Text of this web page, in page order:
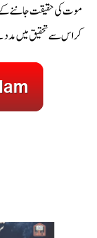
موت کی حقیقت جاننے
کر اس سے تحقیق میں مدد